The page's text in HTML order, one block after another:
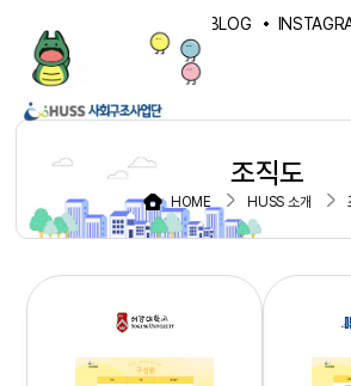
NAVER BLOG
조직도
HOME HUSS 소개